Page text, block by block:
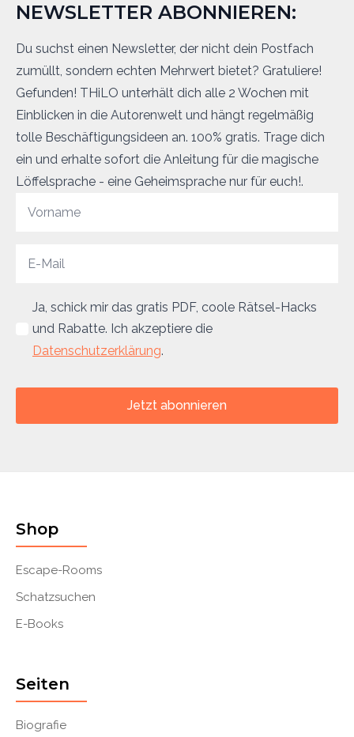
NEWSLETTER ABONNIEREN:
Du suchst einen Newsletter, der nicht dein Postfach
zumüllt, sondern echten Mehrwert bietet? Gratuliere!
Gefunden! THiLO unterhält dich alle 2 Wochen mit
Einblicken in die Autorenwelt und hängt regelmäßig
tolle Beschäftigungsideen an. 100% gratis. Trage dich
ein und erhalte sofort die Anleitung für die magische
Löffelsprache - eine Geheimsprache nur für euch!.
Ja, schick mir das gratis PDF, coole Rätsel-Hacks
und Rabatte. Ich akzeptiere die
Datenschutzerklärung.
Jetzt abonnieren
Shop
Escape-Rooms
Schatzsuchen
E-Books
Seiten
Biografie